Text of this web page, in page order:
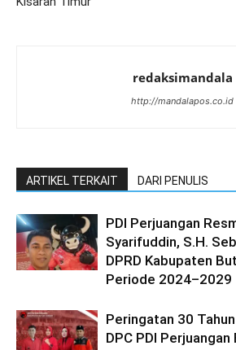
redaksimandala
http://mandalapos.co.id
ARTIKEL TERKAIT DARI PENULIS
PDI Perjuangan
Syarifuddin, S.H.
DPRD Kabupaten
Periode 2024–2029
Peringatan 30
DPC PDI